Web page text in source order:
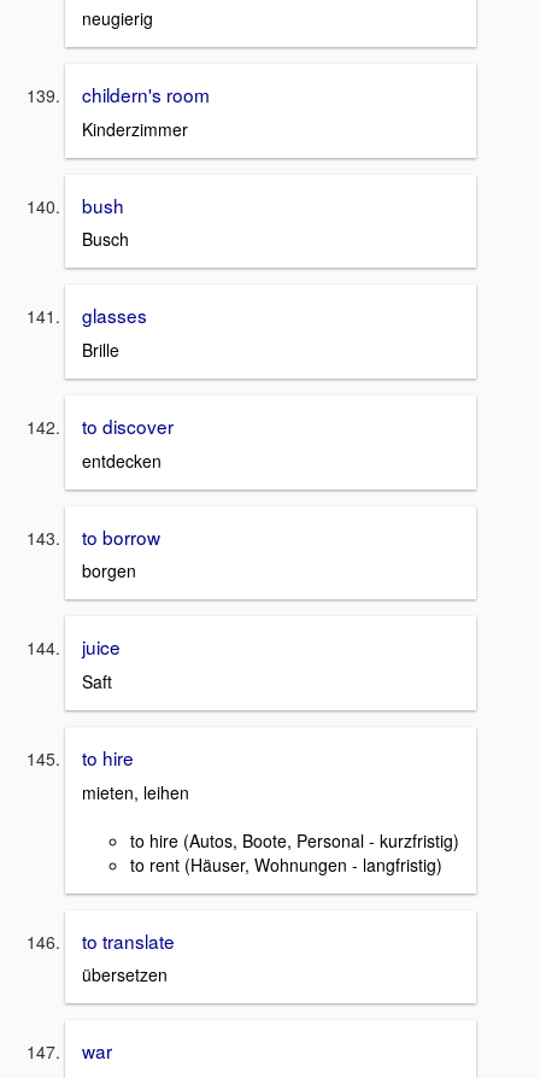
neugierig
childern's room
Kinderzimmer
bush
Busch
glasses
Brille
to discover
entdecken
to borrow
borgen
juice
Saft
to hire
mieten, leihen
to hire (Autos, Boote, Personal - kurzfristig)
to rent (Häuser, Wohnungen - langfristig)
to translate
übersetzen
war